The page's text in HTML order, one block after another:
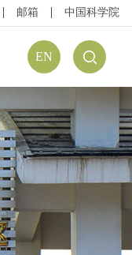
邮箱 中国科学院
EN